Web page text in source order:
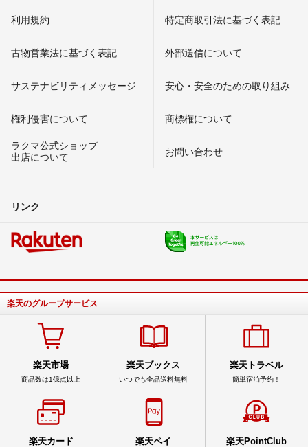
利用規約 特定商取引法に基づく表記
古物営業法に基づく表記 外部送信について
サステナビリティメッセージ 安心・安全のための取り組み
権利侵害について
商標権について
ラクマ公式ショップ
出店について
お問い合わせ
リンク
楽天のグループサービス
楽天市場
商品数は1億点以上
楽天ブックス
いつでも全品送料無料
楽天トラベル
簡単宿泊予約！
楽天カード 楽天ペイ 楽天PointClub